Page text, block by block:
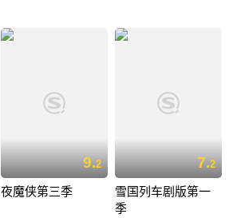
9.2
夜魔侠第三季
7.2
雪国列车剧版第一
季